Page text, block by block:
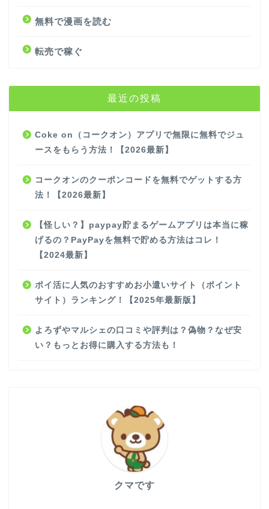
無料で漫画を読む
転売で稼ぐ
最近の投稿
Coke on（コークオン）アプリで無限に無料でジュ
ースをもらう方法！【2026最新】
コークオンのクーポンコードを無料でゲットする方
法！【2026最新】
【怪しい？】paypay貯まるゲームアプリは本当に稼
げるの？PayPayを無料で貯める方法はコレ！
【2024最新】
ポイ活に人気のおすすめお小遣いサイト（ポイント
サイト）ランキング！【2025年最新版】
よろずやマルシェの口コミや評判は？偽物？なぜ安
い？もっとお得に購入する方法も！
クマです